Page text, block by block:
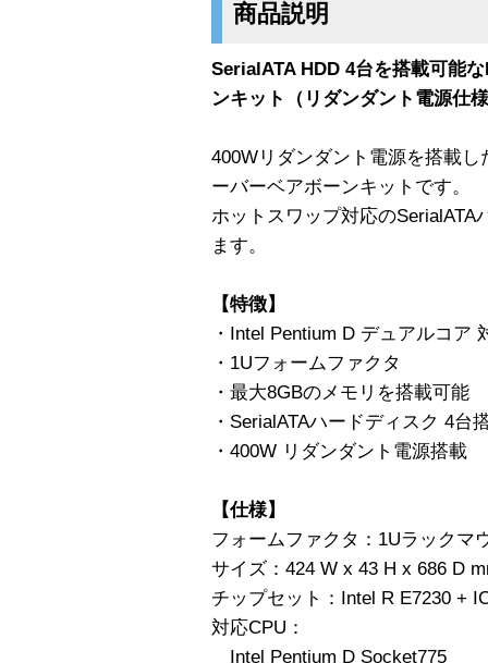
商品説明
SerialATA HDD 4台を搭載可能
ンキット（リダンダント電源仕
400Wリダンダント電源を搭載
ーバーベアボーンキットです。
ホットスワップ対応の
ます。
【特徴】
・Intel Pentium D デュアルコア
・1Uフォームファクタ
・最大8GBのメモリを搭載可能
・SerialATAハードディスク 4台
・400W リダンダント電源搭載
【仕様】
フォームファクタ：1Uラックマ
サイズ：424 W x 43 H x 686 D
チップセット：Intel R E7230 +
対応CPU：
Intel Pentium D Socket775